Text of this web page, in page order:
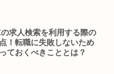
求人検索を利用する際の
！転職に失敗しないため
ておくべきこととは？